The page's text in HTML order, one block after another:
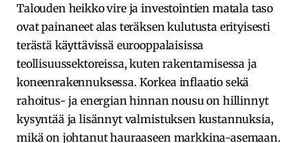
Talouden heikko vire ja investointien matala taso
ovat painaneet alas teräksen kulutusta erityisesti
terästä käyttävissä eurooppalaisissa
teollisuussektoreissa, kuten rakentamisessa ja
koneenrakennuksessa. Korkea inflaatio sekä
rahoitus- ja energian hinnan nousu on hillinnyt
kysyntää ja lisännyt valmistuksen kustannuksia,
mikä on johtanut hauraaseen markkina-asemaan.